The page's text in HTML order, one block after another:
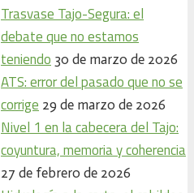
Trasvase Tajo-Segura: el
debate que no estamos
teniendo 30 de marzo de 2026
ATS: error del pasado que no se
corrige 29 de marzo de 2026
Nivel 1 en la cabecera del Tajo:
coyuntura, memoria y coherencia
27 de febrero de 2026